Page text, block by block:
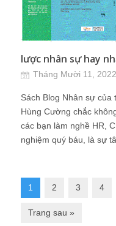
lược nhân sự hay
Tháng Mười 11, 2022
Sách Blog Nhân sự của
Hùng Cường chắc
các bạn làm nghề HR,
nghiệm quý báu, là sự
1 2 3 4
Trang sau »